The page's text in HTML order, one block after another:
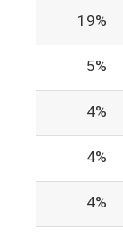
19%
5%
4%
4%
4%